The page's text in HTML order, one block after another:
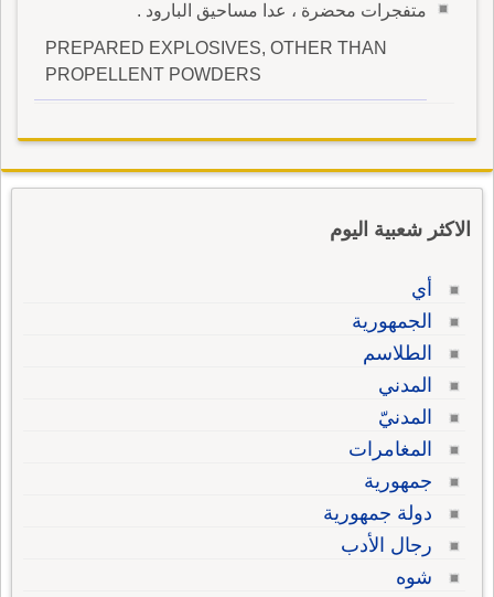
متفجرات محضرة ، عدا مساحيق البارود .
PREPARED EXPLOSIVES, OTHER THAN
PROPELLENT POWDERS
الاكثر شعبية اليوم
أي
الجمهورية
الطلاسم
المدني
المدنيّ
المغامرات
جمهورية
دولة جمهورية
رجال الأدب
شوه